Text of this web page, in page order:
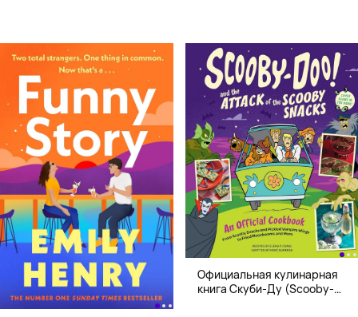
Официальная кулинарная
книга Скуби-Ду (Scooby-